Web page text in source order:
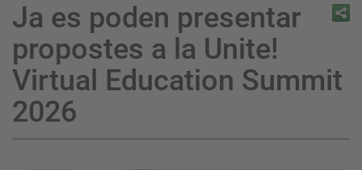
Ja es poden presentar
propostes a la Unite!
Virtual Education Summit
2026